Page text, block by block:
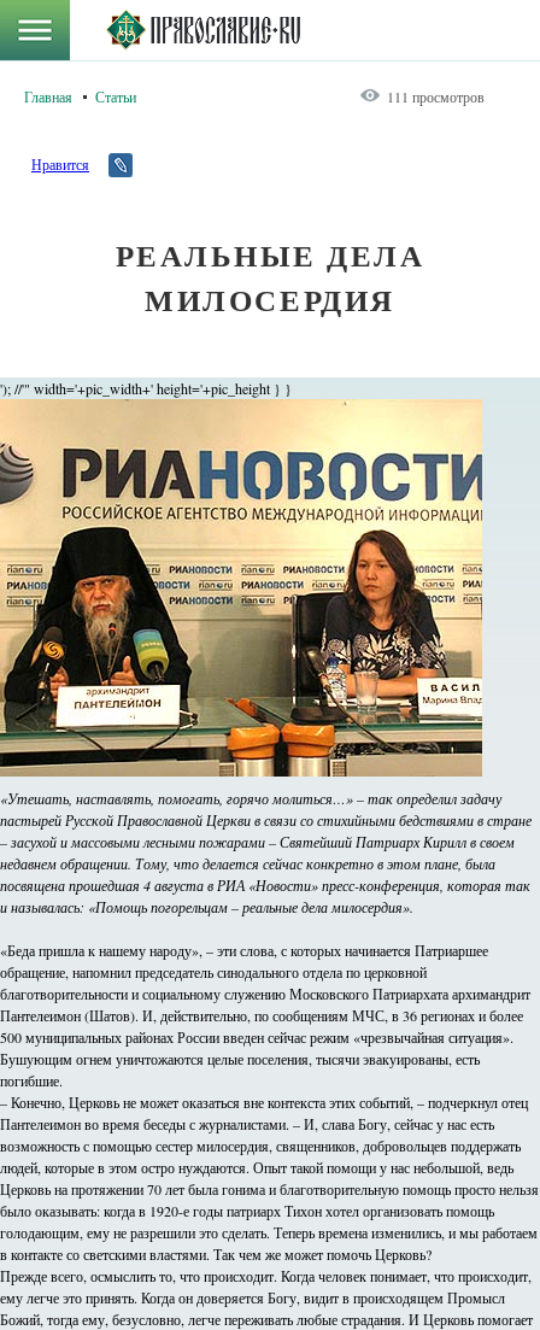
Главная Статьи 111 просмотров
Нравится
РЕАЛЬНЫЕ ДЕЛА
МИЛОСЕРДИЯ
'); //'" width='+pic_width+' height='+pic_height } }
«Утешать, наставлять, помогать, горячо молиться…» – так определил задачу
пастырей Русской Православной Церкви в связи со стихийными бедствиями в стране
– засухой и массовыми лесными пожарами – Святейший Патриарх Кирилл в своем
недавнем обращении. Тому, что делается сейчас конкретно в этом плане, была
посвящена прошедшая 4 августа в РИА «Новости» пресс-конференция, которая так
и называлась: «Помощь погорельцам – реальные дела милосердия».
«Беда пришла к нашему народу», – эти слова, с которых начинается Патриаршее
обращение, напомнил председатель синодального отдела по церковной
благотворительности и социальному служению Московского Патриархата архимандрит
Пантелеимон (Шатов). И, действительно, по сообщениям МЧС, в 36 регионах и более
500 муниципальных районах России введен сейчас режим «чрезвычайная ситуация».
Бушующим огнем уничтожаются целые поселения, тысячи эвакуированы, есть
погибшие.
– Конечно, Церковь не может оказаться вне контекста этих событий, – подчеркнул отец
Пантелеимон во время беседы с журналистами. – И, слава Богу, сейчас у нас есть
возможность с помощью сестер милосердия, священников, добровольцев поддержать
людей, которые в этом остро нуждаются. Опыт такой помощи у нас небольшой, ведь
Церковь на протяжении 70 лет была гонима и благотворительную помощь просто нельзя
было оказывать: когда в 1920-е годы патриарх Тихон хотел организовать помощь
голодающим, ему не разрешили это сделать. Теперь времена изменились, и мы работаем
в контакте со светскими властями. Так чем же может помочь Церковь?
Прежде всего, осмыслить то, что происходит. Когда человек понимает, что происходит,
ему легче это принять. Когда он доверяется Богу, видит в происходящем Промысл
Божий, тогда ему, безусловно, легче переживать любые страдания. И Церковь помогает